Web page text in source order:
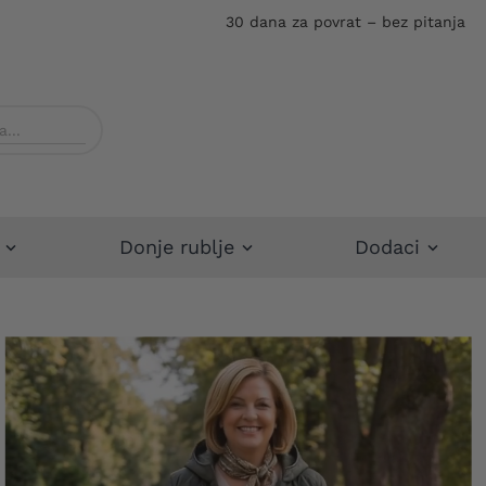
30 dana za povrat – bez pitanja
Donje rublje Dodaci